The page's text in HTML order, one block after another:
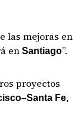
las mejoras en
enSantiago”.
proyectos
Fe,